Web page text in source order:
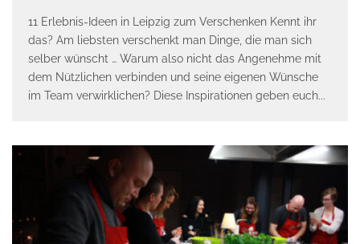
11 Erlebnis-Ideen in Leipzig zum Verschenken Kennt ihr
das? Am liebsten verschenkt man Dinge, die man sich
selber wünscht … Warum also nicht das Angenehme mit
dem Nützlichen verbinden und seine eigenen Wünsche
im Team verwirklichen? Diese Inspirationen geben euch...